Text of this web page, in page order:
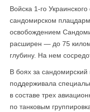
Войска 1-го
сандомирском
освобождением
расширен — до 75
глубину. На нем
В боях за
поддерживала
в составе трех
по танковым